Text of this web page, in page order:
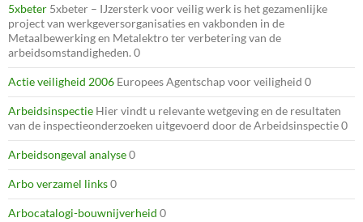
5xbeter 5xbeter – IJzersterk voor veilig werk is het gezamenlijke
project van werkgeversorganisaties en vakbonden in de
Metaalbewerking en Metalektro ter verbetering van de
arbeidsomstandigheden. 0
Actie veiligheid 2006 Europees Agentschap voor veiligheid 0
Arbeidsinspectie Hier vindt u relevante wetgeving en de resultaten
van de inspectieonderzoeken uitgevoerd door de Arbeidsinspectie 0
Arbeidsongeval analyse0
Arbo verzamel links0
Arbocatalogi-bouwnijverheid 0